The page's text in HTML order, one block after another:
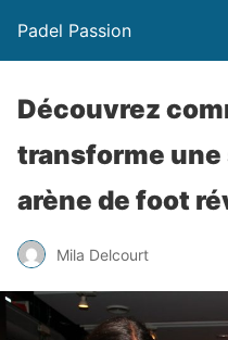
Padel Passion
Découvrez
transforme une
arène de foot
Mila Delcourt